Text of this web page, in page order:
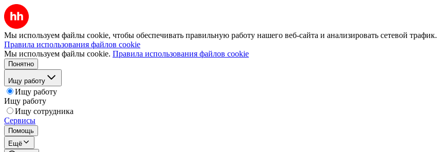
Мы используем файлы cookie, чтобы обеспечивать правильную работу нашего веб-сайта и анализировать сетевой трафик.
Правила использования файлов cookie
Мы используем файлы cookie. Правила использования файлов cookie
Понятно
Ищу работу
Ищу работу
Ищу работу
Ищу сотрудника
Сервисы
Помощь
Ещё